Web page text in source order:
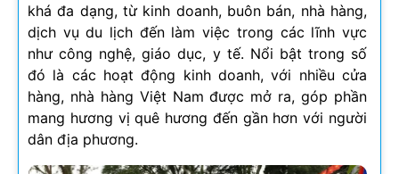
khá đa dạng, từ kinh doanh, buôn bán, nhà hàng,
dịch vụ du lịch đến làm việc trong các lĩnh vực
như công nghệ, giáo dục, y tế. Nổi bật trong số
đó là các hoạt động kinh doanh, với nhiều cửa
hàng, nhà hàng Việt Nam được mở ra, góp phần
mang hương vị quê hương đến gần hơn với người
dân địa phương.